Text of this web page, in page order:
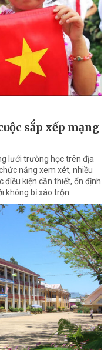
sắp xếp mạng
lưới trường học trên địa
năng xem xét, nhiều
điều kiện cần thiết, ổn định
không bị xáo trộn.